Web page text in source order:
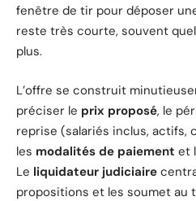
fenêtre de tir pour déposer
reste très courte, souvent
plus.
L’offre se construit
préciser le prix proposé, le
reprise (salariés inclus, actifs,
les modalités de paiement et
Le liquidateur judiciaire
propositions et les soumet au